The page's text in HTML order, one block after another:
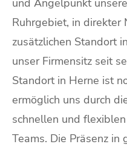
und Angelpunkt
Ruhrgebiet, in direkter
zusätzlichen Standort
unser Firmensitz seit
Standort in Herne ist
ermöglich uns durch
schnellen und
Teams. Die Präsenz in